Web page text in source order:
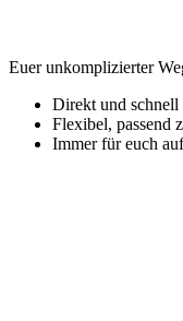
Euer unkomplizierter
Direkt und schnell
Flexibel, passend
Immer für euch